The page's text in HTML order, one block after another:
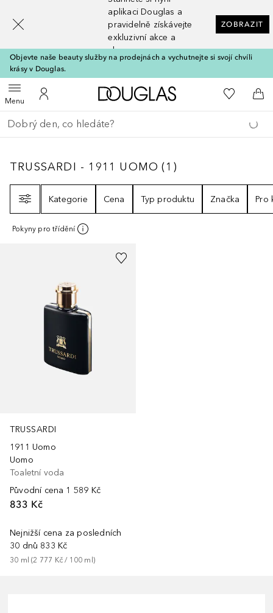
aplikaci Douglas a
pravidelně získávejte
exkluzivní akce a
slevy
ZOBRAZIT
Objevte naše beauty služby na prodejnách a vychutnejte si svojí chvíli
krásy v Douglas.
MenuOtevřít menuK mému účtu
Domů K mému
Do
Vraťte se
Proveďte vyhledávání
TRUSSARDI - 1911 UOMO 1
TRUSSARDI - 1911 UOMO (1 )
Kategorie
Cena Typ produktu Značka Pro
Pokyny pro třídění
TRUSSARDI
1911 Uomo
Uomo
Toaletní voda
Původní cena 1 589 Kč
833 Kč
Nejnižší cena za posledních
30 dnů 833 Kč
30 ml (2 777 Kč / 100 ml )
[navigation.slideout.screenreader]